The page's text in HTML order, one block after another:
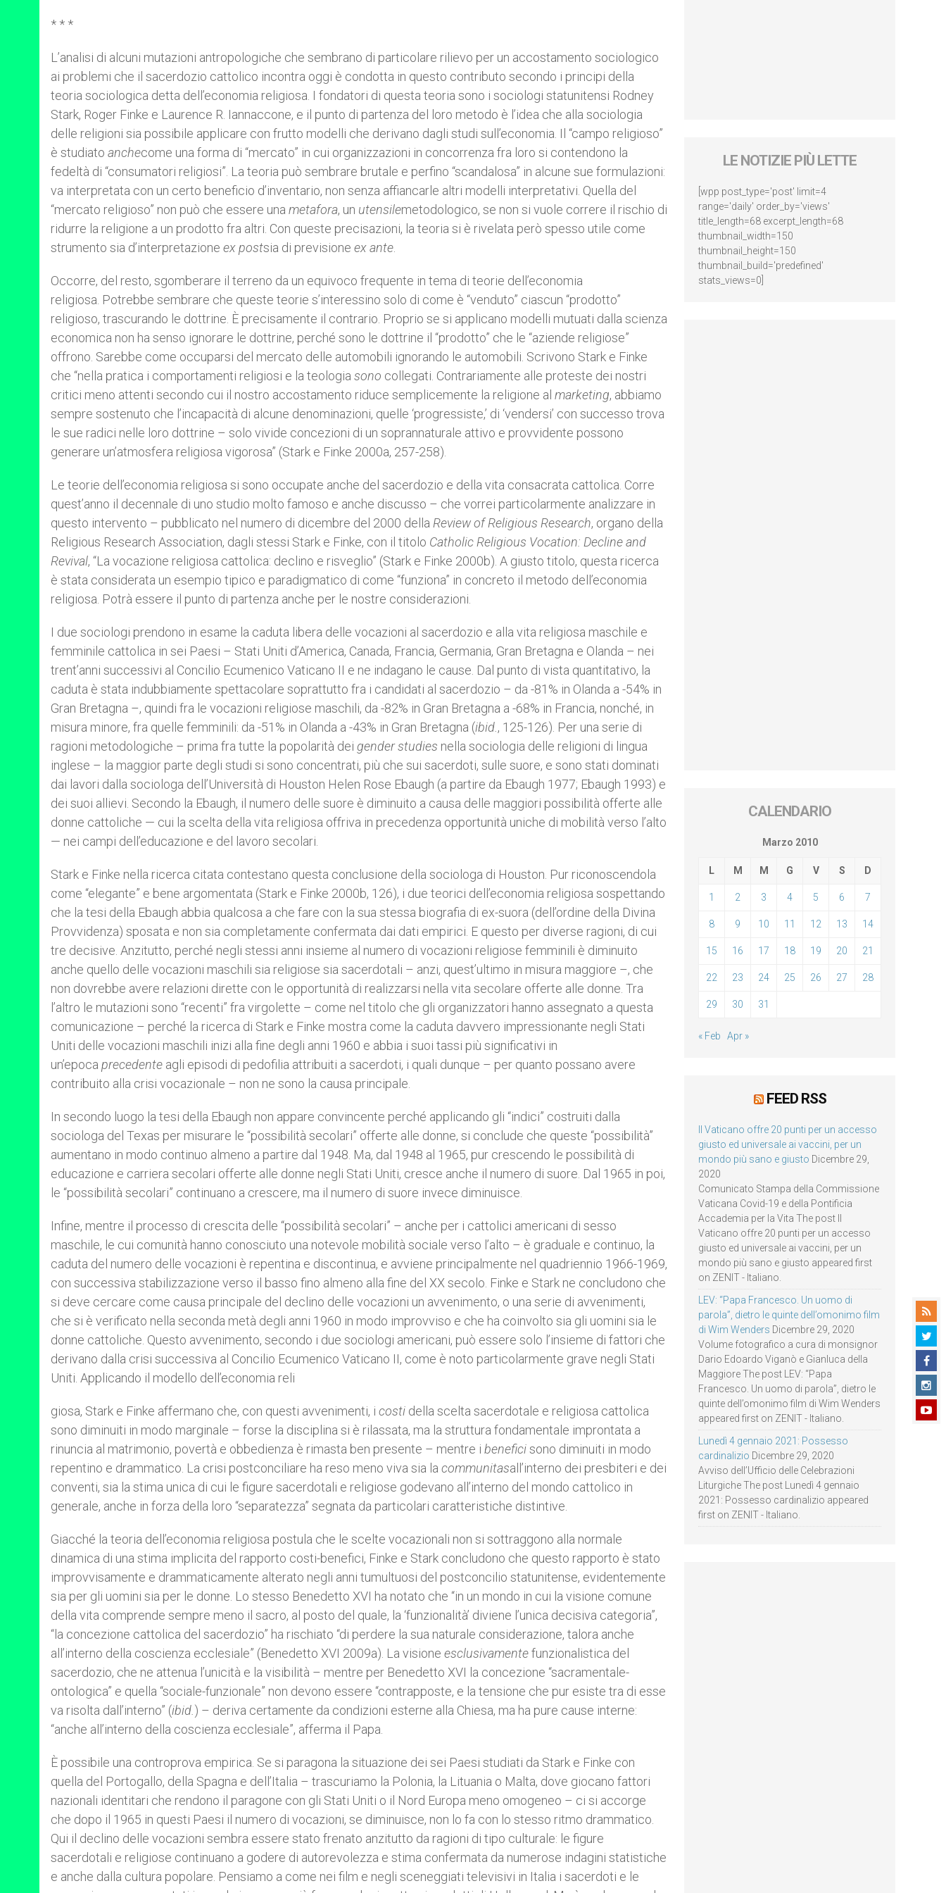
* * *
L’analisi di alcuni mutazioni antropologiche che sembrano di particolare rilievo per un accostamento sociologico
ai problemi che il sacerdozio cattolico incontra oggi è condotta in questo contributo secondo i principi della
teoria sociologica detta dell’economia religiosa. I fondatori di questa teoria sono i sociologi statunitensi Rodney
Stark, Roger Finke e Laurence R. Iannaccone, e il punto di partenza del loro metodo è l’idea che alla sociologia
delle religioni sia possibile applicare con frutto modelli che derivano dagli studi sull’economia. Il “campo religioso”
è studiato anchecome una forma di “mercato” in cui organizzazioni in concorrenza fra loro si contendono la
fedeltà di “consumatori religiosi”. La teoria può sembrare brutale e perfino “scandalosa” in alcune sue formulazioni:
va interpretata con un certo beneficio d’inventario, non senza affiancarle altri modelli interpretativi. Quella del
“mercato religioso” non può che essere una metafora, un utensilemetodologico, se non si vuole correre il rischio di
ridurre la religione a un prodotto fra altri. Con queste precisazioni, la teoria si è rivelata però spesso utile come
strumento sia d’interpretazione ex postsia di previsione ex ante
Occorre, del resto, sgomberare il terreno da un equivoco frequente in tema di teorie dell’economia
religiosa. Potrebbe sembrare che queste teorie s’interessino solo di come è “venduto” ciascun “prodotto”
religioso, trascurando le dottrine. È precisamente il contrario. Proprio se si applicano modelli mutuati dalla scienza
economica non ha senso ignorare le dottrine, perché sono le dottrine il “prodotto” che le “aziende religiose”
offrono. Sarebbe come occuparsi del mercato delle automobili ignorando le automobili. Scrivono Stark e Finke
che “nella pratica i comportamenti religiosi e la teologia sono collegati. Contrariamente alle proteste dei nostri
critici meno attenti secondo cui il nostro accostamento riduce semplicemente la religione al marketing, abbiamo
sempre sostenuto che l’incapacità di alcune denominazioni, quelle ‘progressiste,’ di ‘vendersi’ con successo trova
le sue radici nelle loro dottrine – solo vivide concezioni di un soprannaturale attivo e provvidente possono
generare un’atmosfera religiosa vigorosa” (Stark e Finke 2000a, 257-258).
Le teorie dell’economia religiosa si sono occupate anche del sacerdozio e della vita consacrata cattolica. Corre
quest’anno il decennale di uno studio molto famoso e anche discusso – che vorrei particolarmente analizzare in
questo intervento – pubblicato nel numero di dicembre del 2000 della Review of Religious Research, organo della
Religious Research Association, dagli stessi Stark e Finke, con il titolo Catholic Religious Vocation: Decline and
Revival, “La vocazione religiosa cattolica: declino e risveglio” (Stark e Finke 2000b). A giusto titolo, questa ricerca
è stata considerata un esempio tipico e paradigmatico di come “funziona” in concreto il metodo dell’economia
religiosa. Potrà essere il punto di partenza anche per le nostre considerazioni.
I due sociologi prendono in esame la caduta libera delle vocazioni al sacerdozio e alla vita religiosa maschile e
femminile cattolica in sei Paesi – Stati Uniti d’America, Canada, Francia, Germania, Gran Bretagna e Olanda – nei
trent’anni successivi al Concilio Ecumenico Vaticano II e ne indagano le cause. Dal punto di vista quantitativo, la
caduta è stata indubbiamente spettacolare soprattutto fra i candidati al sacerdozio – da -81% in Olanda a -54% in
Gran Bretagna –, quindi fra le vocazioni religiose maschili, da -82% in Gran Bretagna a -68% in Francia, nonché, in
misura minore, fra quelle femminili: da -51% in Olanda a -43% in Gran Bretagna (ibid. , 125-126). Per una serie di
ragioni metodologiche – prima fra tutte la popolarità dei gender studies nella sociologia delle religioni di lingua
inglese – la maggior parte degli studi si sono concentrati, più che sui sacerdoti, sulle suore, e sono stati dominati
dai lavori dalla sociologa dell’Università di Houston Helen Rose Ebaugh (a partire da Ebaugh 1977; Ebaugh 1993) e
dei suoi allievi. Secondo la Ebaugh, il numero delle suore è diminuito a causa delle maggiori possibilità offerte alle
donne cattoliche — cui la scelta della vita religiosa offriva in precedenza opportunità uniche di mobilità verso l’alto
— nei campi dell’educazione e del lavoro secolari.
Stark e Finke nella ricerca citata contestano questa conclusione della sociologa di Houston. Pur riconoscendola
come “elegante” e bene argomentata (Stark e Finke 2000b, 126), i due teorici dell’economia religiosa sospettando
che la tesi della Ebaugh abbia qualcosa a che fare con la sua stessa biografia di ex-suora (dell’ordine della Divina
Provvidenza) sposata e non sia completamente confermata dai dati empirici. E questo per diverse ragioni, di cui
tre decisive. Anzitutto, perché negli stessi anni insieme al numero di vocazioni religiose femminili è diminuito
anche quello delle vocazioni maschili sia religiose sia sacerdotali – anzi, quest’ultimo in misura maggiore –, che
non dovrebbe avere relazioni dirette con le opportunità di realizzarsi nella vita secolare offerte alle donne. Tra
l’altro le mutazioni sono “recenti” fra virgolette – come nel titolo che gli organizzatori hanno assegnato a questa
comunicazione – perché la ricerca di Stark e Finke mostra come la caduta davvero impressionante negli Stati
Uniti delle vocazioni maschili inizi alla fine degli anni 1960 e abbia i suoi tassi più significativi in
un’epoca precedente agli episodi di pedofilia attribuiti a sacerdoti, i quali dunque – per quanto possano avere
contribuito alla crisi vocazionale – non ne sono la causa principale.
In secondo luogo la tesi della Ebaugh non appare convincente perché applicando gli “indici” costruiti dalla
sociologa del Texas per misurare le “possibilità secolari” offerte alle donne, si conclude che queste “possibilità”
aumentano in modo continuo almeno a partire dal 1948. Ma, dal 1948 al 1965, pur crescendo le possibilità di
educazione e carriera secolari offerte alle donne negli Stati Uniti, cresce anche il numero di suore. Dal 1965 in poi,
le “possibilità secolari” continuano a crescere, ma il numero di suore invece diminuisce.
Infine, mentre il processo di crescita delle “possibilità secolari” – anche per i cattolici americani di sesso
maschile, le cui comunità hanno conosciuto una notevole mobilità sociale verso l’alto – è graduale e continuo, la
caduta del numero delle vocazioni è repentina e discontinua, e avviene principalmente nel quadriennio 1966-1969,
con successiva stabilizzazione verso il basso fino almeno alla fine del XX secolo. Finke e Stark ne concludono che
si deve cercare come causa principale del declino delle vocazioni un avvenimento, o una serie di avvenimenti,
che si è verificato nella seconda metà degli anni 1960 in modo improvviso e che ha coinvolto sia gli uomini sia le
donne cattoliche. Questo avvenimento, secondo i due sociologi americani, può essere solo l’insieme di fattori che
derivano dalla crisi successiva al Concilio Ecumenico Vaticano II, come è noto particolarmente grave negli Stati
Uniti. Applicando il modello dell’economia reli
giosa, Stark e Finke affermano che, con questi avvenimenti, i costi della scelta sacerdotale e religiosa cattolica
sono diminuiti in modo marginale – forse la disciplina si è rilassata, ma la struttura fondamentale improntata a
rinuncia al matrimonio, povertà e obbedienza è rimasta ben presente – mentre i beneficisono diminuiti in modo
repentino e drammatico. La crisi postconciliare ha reso meno viva sia la communitasall’interno dei presbiteri e dei
conventi, sia la stima unica di cui le figure sacerdotali e religiose godevano all’interno del mondo cattolico in
generale, anche in forza della loro “separatezza” segnata da particolari caratteristiche distintive.
Giacché la teoria dell’economia religiosa postula che le scelte vocazionali non si sottraggono alla normale
dinamica di una stima implicita del rapporto costi-benefici, Finke e Stark concludono che questo rapporto è stato
improvvisamente e drammaticamente alterato negli anni tumultuosi del postconcilio statunitense, evidentemente
sia per gli uomini sia per le donne. Lo stesso Benedetto XVI ha notato che “in un mondo in cui la visione comune
della vita comprende sempre meno il sacro, al posto del quale, la ‘funzionalità’ diviene l’unica decisiva categoria”,
“la concezione cattolica del sacerdozio” ha rischiato “di perdere la sua naturale considerazione, talora anche
all’interno della coscienza ecclesiale” (Benedetto XVI 2009a). La visione esclusivamentefunzionalistica del
sacerdozio, che ne attenua l’unicità e la visibilità – mentre per Benedetto XVI la concezione “sacramentale-
ontologica” e quella “sociale-funzionale” non devono essere “contrapposte, e la tensione che pur esiste tra di esse
va risolta dall’interno” (ibid. ) – deriva certamente da condizioni esterne alla Chiesa, ma ha pure cause interne:
“anche all’interno della coscienza ecclesiale”, afferma il Papa.
È possibile una controprova empirica. Se si paragona la situazione dei sei Paesi studiati da Stark e Finke con
quella del Portogallo, della Spagna e dell’Italia – trascuriamo la Polonia, la Lituania o Malta, dove giocano fattori
nazionali identitari che rendono il paragone con gli Stati Uniti o il Nord Europa meno omogeneo – ci si accorge
che dopo il 1965 in questi Paesi il numero di vocazioni, se diminuisce, non lo fa con lo stesso ritmo drammatico.
Qui il declino delle vocazioni sembra essere stato frenato anzitutto da ragioni di tipo culturale: le figure
sacerdotali e religiose continuano a godere di autorevolezza e stima confermata da numerose indagini statistiche
e anche dalla cultura popolare. Pensiamo a come nei film e negli sceneggiati televisivi in Italia i sacerdoti e le
LE NOTIZIE PIÙ LETTE
[wpp post_type='post' limit=4
range='daily' order_by='views'
title_length=68 excerpt_length=68
thumbnail_width=150
thumbnail_height=150
thumbnail_build='predefined'
stats_views=0]
CALENDARIO
Marzo 2010
L M M G V S D
1 2 3 4 5 6 7
8 9 10 11 12 13 14
15 16 17 18 19 20 21
22 23 24 25 26 27 28
29 30 31
« Feb Apr »
FEED RSS
Il Vaticano offre 20 punti per un accesso
giusto ed universale ai vaccini, per un
mondo più sano e giusto Dicembre 29,
2020
Comunicato Stampa della Commissione
Vaticana Covid-19 e della Pontificia
Accademia per la Vita The post Il
Vaticano offre 20 punti per un accesso
giusto ed universale ai vaccini, per un
mondo più sano e giusto appeared first
on ZENIT - Italiano.
LEV: “Papa Francesco. Un uomo di
parola”, dietro le quinte dell’omonimo film
di Wim Wenders Dicembre 29, 2020
Volume fotografico a cura di monsignor
Dario Edoardo Viganò e Gianluca della
Maggiore The post LEV: “Papa
Francesco. Un uomo di parola”, dietro le
quinte dell’omonimo film di Wim Wenders
appeared first on ZENIT - Italiano.
Lunedì 4 gennaio 2021: Possesso
cardinalizio Dicembre 29, 2020
Avviso dell’Ufficio delle Celebrazioni
Liturgiche The post Lunedì 4 gennaio
2021: Possesso cardinalizio appeared
first on ZENIT - Italiano.